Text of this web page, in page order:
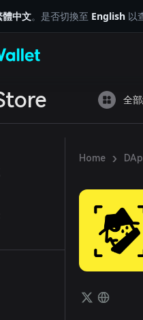
體中文。是否切換至 English 以
全
Home ›